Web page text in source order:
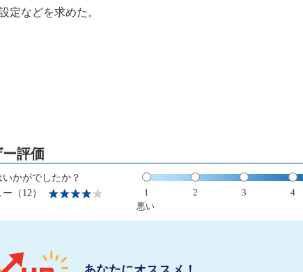
定などを求めた。
いかがでしたか？
（12）
1 2 3 4
悪い